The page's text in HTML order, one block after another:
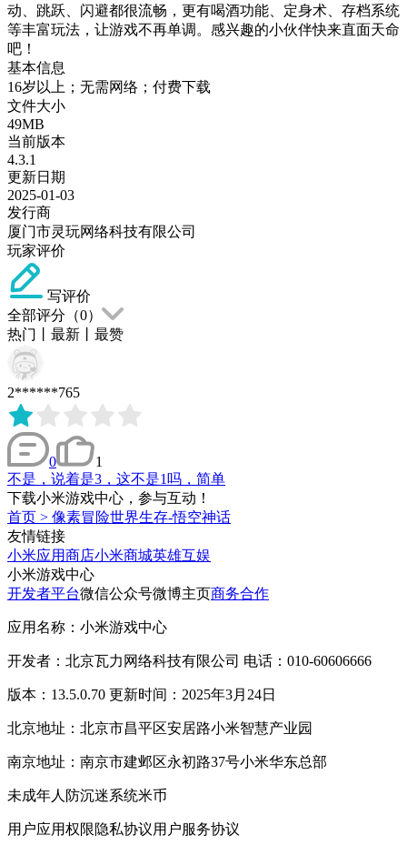
动、跳跃、闪避都很流畅，更有喝酒功能、定身术、存档系统
等丰富玩法，让游戏不再单调。感兴趣的小伙伴快来直面天命
吧！
基本信息
16岁以上；无需网络；付费下载
文件大小
49MB
当前版本
4.3.1
更新日期
2025-01-03
发行商
厦门市灵玩网络科技有限公司
玩家评价
写评价
全部评分（0）
热门
最新 最赞
2******765
0
1
不是，说着是3，这不是1吗，简单
下载小米游戏中心，参与互动！
首页 > 像素冒险世界生存-悟空神话
友情链接
小米应用商店小米商城英雄互娱
小米游戏中心
开发者平台微信公众号微博主页商务合作
应用名称：小米游戏中心
开发者：北京瓦力网络科技有限公司 电话：010-60606666
版本：13.5.0.70 更新时间：2025年3月24日
北京地址：北京市昌平区安居路小米智慧产业园
南京地址：南京市建邺区永初路37号小米华东总部
未成年人防沉迷系统米币
用户应用权限隐私协议用户服务协议